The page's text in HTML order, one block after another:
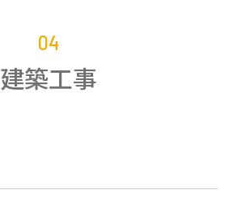
04
建築工事